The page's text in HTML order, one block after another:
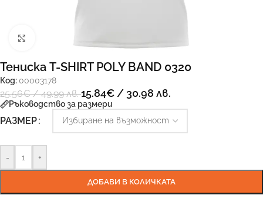
Тениска T-SHIRT POLY BAND 0320
Код: 00003178
25.56€/ 49.99 лв.15.84€ / 30.98 лв.
Ръководство за размери
РАЗМЕР
- +
ДОБАВИ В КОЛИЧКАТА